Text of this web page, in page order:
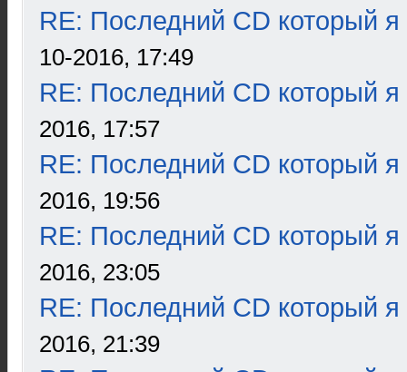
RE: Последний CD который я
10-2016, 17:49
RE: Последний CD который я
2016, 17:57
RE: Последний CD который я
2016, 19:56
RE: Последний CD который я
2016, 23:05
RE: Последний CD который я
2016, 21:39